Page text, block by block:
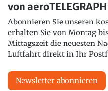
von aeroTELEGRAPH
Abonnieren Sie unseren
erhalten Sie von Montag
Mittagszeit die neuesten
Luftfahrt direkt in Ihr
Newsletter abonnieren